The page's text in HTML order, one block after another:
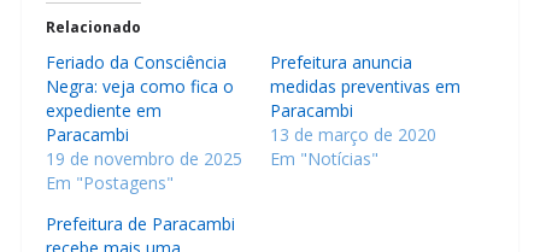
Relacionado
Feriado da Consciência
Negra: veja como fica o
expediente em
Paracambi
19 de novembro de 2025
Em "Postagens"
Prefeitura anuncia
medidas preventivas em
Paracambi
13 de março de 2020
Em "Notícias"
Prefeitura de Paracambi
recebe mais uma